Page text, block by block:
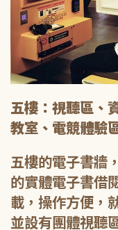
五樓：視聽區、
教室、電競體驗
五樓的電子書牆
的實體電子書借
載，操作方便，
並設有團體視聽